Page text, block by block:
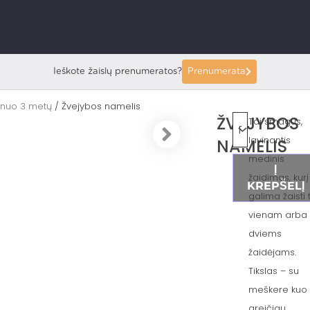
Ieškote žaislų prenumeratos? Prenumerata
3 metų / Žvejybos namelis
ŽVEJYBOS
NAMELIS
Į
KREPŠELĮ
Tai smagus,
lavinantis
medinis
žaidimas, kurį
galima žaisti
vienam arba
dviems
žaidėjams.
Tikslas – su
meškere kuo